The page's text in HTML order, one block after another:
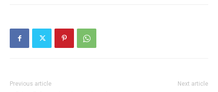
Previous article Next article